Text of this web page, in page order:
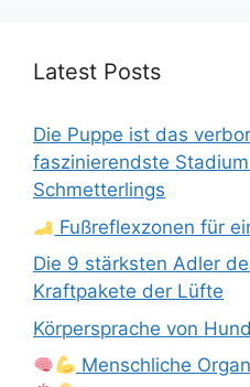
Latest Posts
Die Puppe ist das
faszinierendste
Schmetterlings
Fußreflexzonen für
Die 9 stärksten Adler
Kraftpakete der Lüfte
Körpersprache von
Menschliche